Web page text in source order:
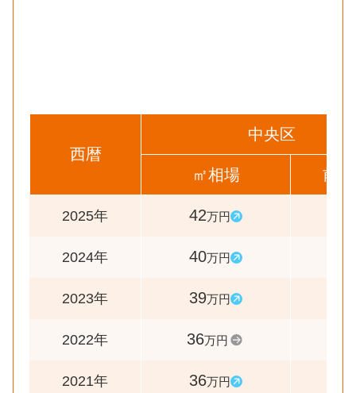
西暦
中央区
㎡相場 前
2025年 42万円
2024年 40万円
2023年 39万円
2022年 36万円
2021年 36万円